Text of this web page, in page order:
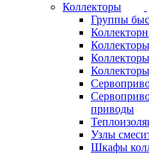
Коллекторы
Группы
приводы
Узлы
Шкафы